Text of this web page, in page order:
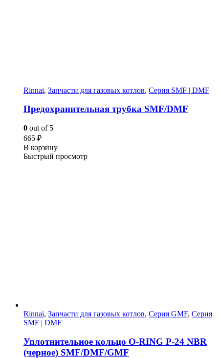
Rinnai, Запчасти для газовых котлов, Серия SMF | DMF
Предохранительная трубка SMF/DMF
0 out of 5
665 ₽
В корзину
Быстрый просмотр
Rinnai, Запчасти для газовых котлов, Серия GMF, Серия
SMF | DMF
Уплотнительное кольцо O-RING P-24 NBR
(черное) SMF/DMF/GMF